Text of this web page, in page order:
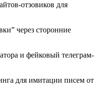
отзовиков для
через сторонние
и фейковый телеграм-
для имитации писем от